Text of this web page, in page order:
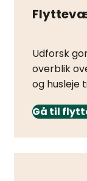
Udforsk
overblik
og husleje
Gå til